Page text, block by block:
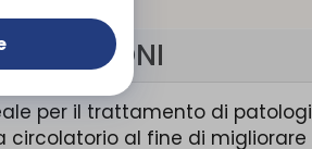
per il trattamento di
circolatorio al fine di migliorare